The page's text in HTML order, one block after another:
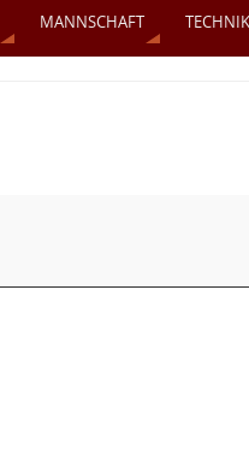
MANNSCHAFT TECHNIK